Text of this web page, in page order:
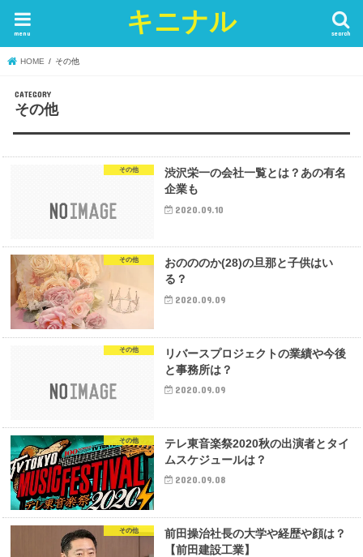
キニナル search
menu
HOME その他
その他
その他
渋沢栄一の会社一覧とは？あの有名
企業も
2020.09.10
その他
おのののか(28)の旦那と子供はい
る？
2020.09.09
その他
リバースプロジェクトの業績や今後
と事務所は？
2020.09.09
その他
テレ東音楽祭2020秋の出演者とタイ
ムスケジュールは？
2020.09.08
その他
前田操治社長の大学や経歴や顔は？
【前田建設工業】